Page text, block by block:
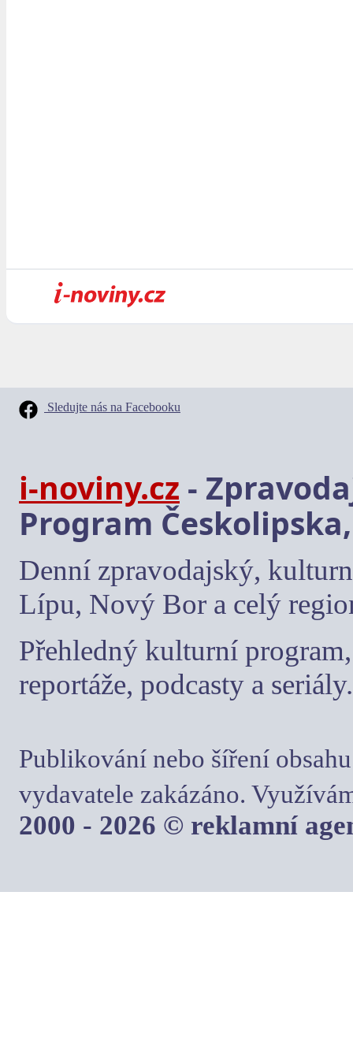
Sledujte nás na Facebooku
i-noviny.cz -
Program
Denní zpravodajský,
Lípu, Nový Bor a celý
Přehledný kulturní
reportáže, podcasty a seriály.
Publikování nebo šíření
vydavatele zakázáno.
2000 - 2026 © reklamní